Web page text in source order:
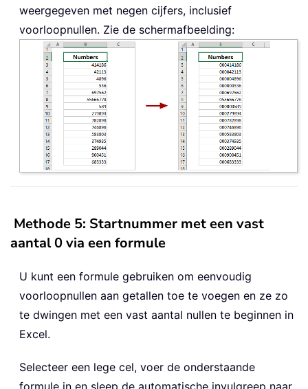
weergegeven met negen cijfers, inclusief
voorloopnullen. Zie de schermafbeelding:
Methode 5: Startnummer met een vast
aantal 0 via een formule
U kunt een formule gebruiken om eenvoudig
voorloopnullen aan getallen toe te voegen en ze zo
te dwingen met een vast aantal nullen te beginnen in
Excel.
Selecteer een lege cel, voer de onderstaande
formule in en sleep de automatische invulgreep naar